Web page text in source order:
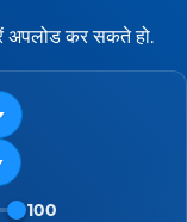
अपलोड कर सकते हो.
100